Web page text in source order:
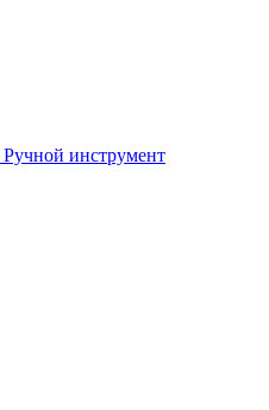
Ручной инструмент